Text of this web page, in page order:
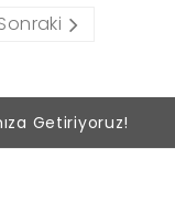
Getiriyoruz!